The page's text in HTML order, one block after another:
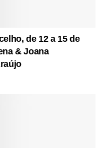
de 12 a 15 de
& Joana